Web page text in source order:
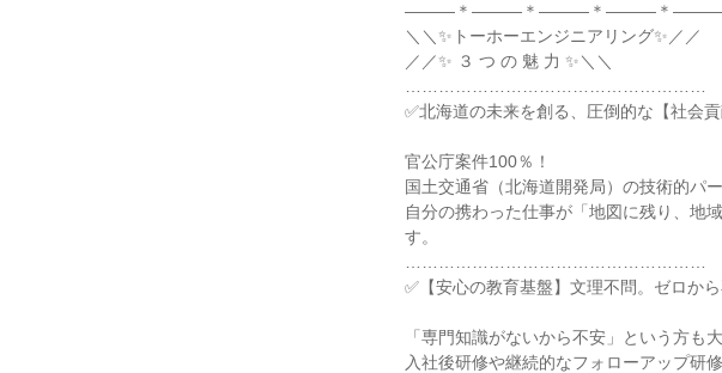
―――＊―――＊―――＊―――＊―――
＼＼✨トーホーエンジニアリング✨／／
／／✨ ３ つ の 魅 力 ✨＼＼
✅北海道の未来を創る、圧倒的な【社会貢
官公庁案件100％！
国土交通省（北海道開発局）の技術的パ
自分の携わった仕事が「地図に残り、地
す。
✅【安心の教育基盤】文理不問。ゼロか
「専門知識がないから不安」という方も大
入社後研修や継続的なフォローアップ研